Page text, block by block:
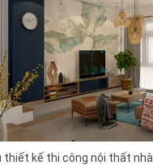
thiết kế thi công nội thất